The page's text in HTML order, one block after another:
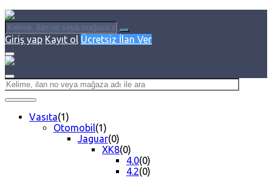
Giriş yap Kayıt ol Ücretsiz İlan Ver
Vasıta(1)
Otomobil(1)
Jaguar(0)
XK8(0)
4.0(0)
4.2(0)